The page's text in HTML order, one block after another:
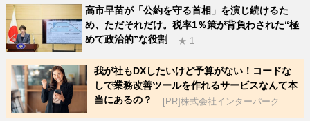
高市早苗が「公約を守る首相」を演じ続けるた
め、ただそれだけ。税率1％策が背負わされた“極
めて政治的”な役割
★ 1
我が社もDXしたいけど予算がない！コードな
しで業務改善ツールを作れるサービスなんて本
当にあるの？
[PR]株式会社インターパーク